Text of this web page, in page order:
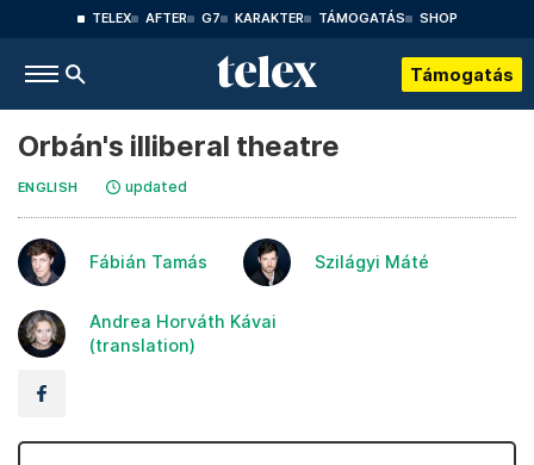
TELEX AFTER G7 KARAKTER TÁMOGATÁS SHOP
Támogatás
Orbán's illiberal theatre
ENGLISH updated
Fábián Tamás Szilágyi Máté
Andrea Horváth Kávai
(translation)